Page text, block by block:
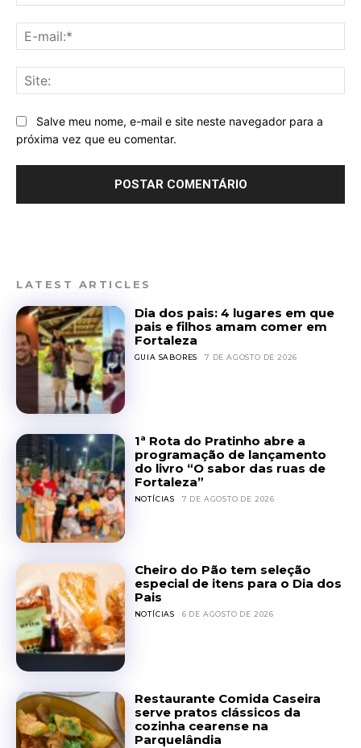
Salve meu nome, e-mail e site neste navegador para a
próxima vez que eu comentar.
LATEST ARTICLES
Dia dos pais: 4 lugares em que
pais e filhos amam comer em
Fortaleza
GUIA SABORES 7 DE AGOSTO DE 2026
1ª Rota do Pratinho abre a
programação de lançamento
do livro “O sabor das ruas de
Fortaleza”
NOTÍCIAS 7 DE AGOSTO DE 2026
Cheiro do Pão tem seleção
especial de itens para o Dia dos
Pais
NOTÍCIAS 6 DE AGOSTO DE 2026
Restaurante Comida Caseira
serve pratos clássicos da
cozinha cearense na
Parquelândia